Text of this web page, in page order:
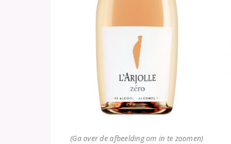
(Ga over de afbeelding om in te zoomen)